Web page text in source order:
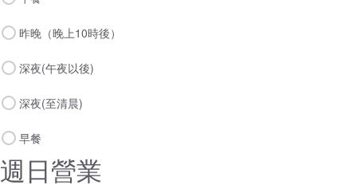
昨晚（晚上10時後）
深夜(午夜以後)
深夜(至清晨)
早餐
週日營業